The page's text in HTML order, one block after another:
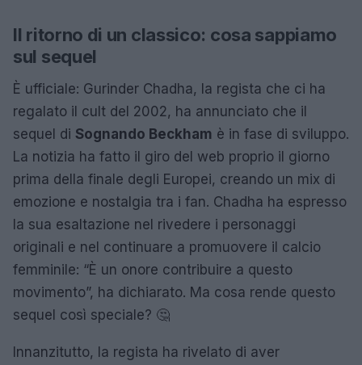
Il ritorno di un classico: cosa sappiamo
sul sequel
È ufficiale: Gurinder Chadha, la regista che ci ha
regalato il cult del 2002, ha annunciato che il
sequel di Sognando Beckham è in fase di sviluppo.
La notizia ha fatto il giro del web proprio il giorno
prima della finale degli Europei, creando un mix di
emozione e nostalgia tra i fan. Chadha ha espresso
la sua esaltazione nel rivedere i personaggi
originali e nel continuare a promuovere il calcio
femminile: “È un onore contribuire a questo
movimento”, ha dichiarato. Ma cosa rende questo
sequel così speciale? 🤔
Innanzitutto, la regista ha rivelato di aver